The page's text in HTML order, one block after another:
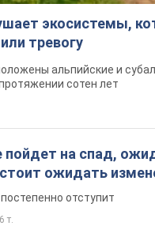
экосистемы,
тревогу
альпийские и
сотен лет
пойдет на спад,
стоит ожидать
отступит
т.